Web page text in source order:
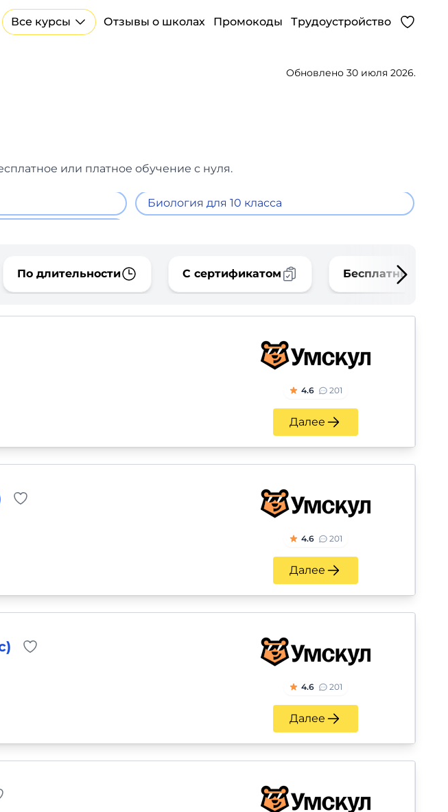
Все курсы Отзывы о школах Промокоды Трудоустройство
Обновлено 30 июля 2026.
или платное обучение с нуля.
Биология для 10 класса
По длительности С сертификатом Бесплатные
4.6 201
Далее
4.6 201
Далее
4.6 201
Далее